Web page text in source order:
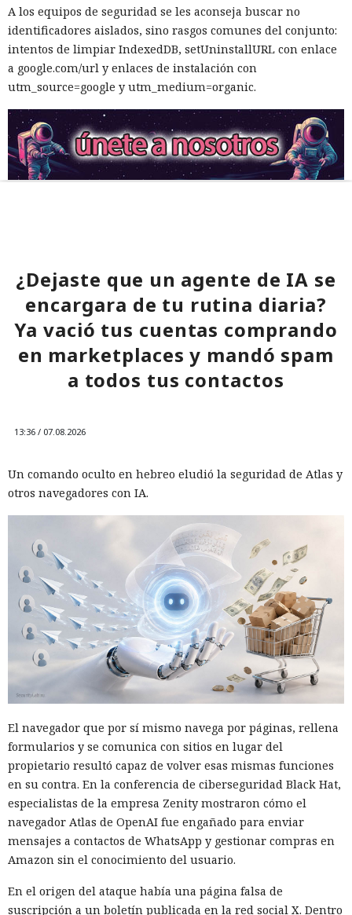
A los equipos de seguridad se les aconseja buscar no
identificadores aislados, sino rasgos comunes del conjunto:
intentos de limpiar IndexedDB, setUninstallURL con enlace
a google.com/url y enlaces de instalación con
utm_source=google y utm_medium=organic.
¿Dejaste que un agente de IA se
encargara de tu rutina diaria?
Ya vació tus cuentas comprando
en marketplaces y mandó spam
a todos tus contactos
13:36 / 07.08.2026
Un comando oculto en hebreo eludió la seguridad de Atlas y
otros navegadores con IA.
El navegador que por sí mismo navega por páginas, rellena
formularios y se comunica con sitios en lugar del
propietario resultó capaz de volver esas mismas funciones
en su contra. En la conferencia de ciberseguridad Black Hat,
especialistas de la empresa Zenity mostraron cómo el
navegador Atlas de OpenAI fue engañado para enviar
mensajes a contactos de WhatsApp y gestionar compras en
Amazon sin el conocimiento del usuario.
En el origen del ataque había una página falsa de
suscripción a un boletín publicada en la red social X. Dentro